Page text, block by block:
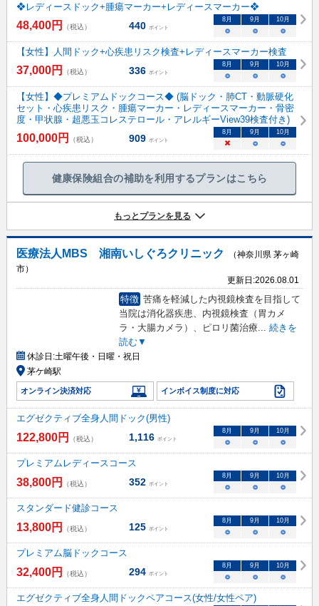
❖レディースドック+腫瘍マーカー+レディースマーカー❖
48,400円 （税込） 440 ポイント
8 月 9 月 10月
○ ○ ○
【女性】人間ドック+心疾患リスク検査+レディースマーカー検査
37,000円 （税込） 336 ポイント
8 月 9 月 10月
○ ○ ○
【女性】◆プレミアムドックコース◆ (脳ドック・肺CT・動脈硬化
セット・心疾患リスク・腫瘍マーカー・レディースマーカー・骨密
度・甲状腺・超悪玉コレステロール・アレルギーView39検査付き)
100,000円 （税込） 909 ポイント
8 月 9 月 10月
× ○ ○
健康保険組合の補助を利用するプランはこちら
もっとプランを見る
医療法人MBS 湘南いしぐろクリニック
（神奈川県 茅ヶ崎
市）
更新日:2026.08.01
特徴 苦痛を軽減した内視鏡検査を目指して
当院は消化器疾患、内視鏡検査（胃カメ
ラ・大腸カメラ）、ピロリ菌治療... 続きを
読む▼
休診日:土曜午後・日曜・祝日
茅ケ崎駅
オンライン決済対応 インボイス制度に対応
エグゼクティブ全身人間ドック(男性)
122,800円 （税込） 1,116 ポイント
8月 9月 10月
○ ○ ○
プレミアムレディースコース
38,800円 （税込） 352 ポイント
8月 9月 10月
○ ○ ○
スタンダード健診コース
13,800円 （税込） 125 ポイント
8月 9月 10月
○ ○ ○
プレミアム脳ドックコース
32,400円 （税込） 294 ポイント
8月 9月 10月
○ ○ ○
エグゼクティブ全身人間ドックペアコース(女性/女性ペア)